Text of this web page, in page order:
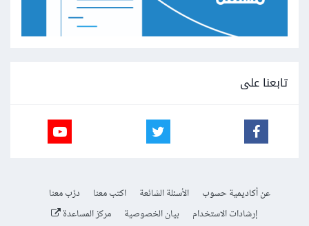
تابعنا على
عن أكاديمية حسوب الأسئلة الشائعة اكتب معنا
درّب معنا
إرشادات الاستخدام
بيان الخصوصية مركز المساعدة